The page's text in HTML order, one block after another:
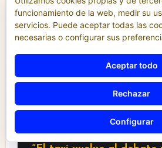
Noticias
«El taxi de Alicante
desánimo tras una
Decreto Ley 5/2026»
Comunidad Valenciana
funcionamiento de la web, medir su
servicios. Puede aceptar todas las
necesarias o configurar sus
Aceptar todo
Rechazar
Configurar